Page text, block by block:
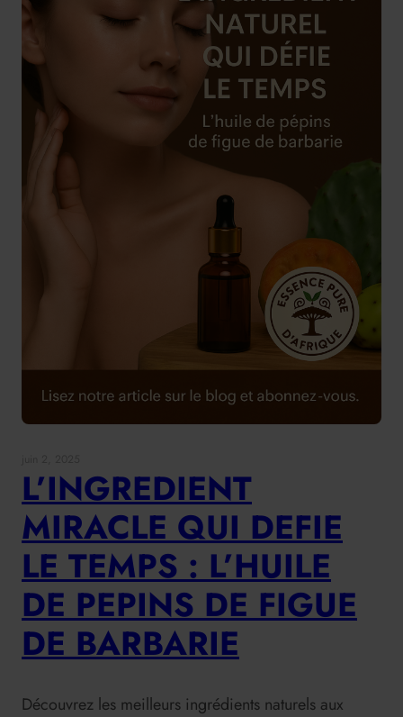
L’INGREDIENT
MIRACLE QUI DEFIE
LE TEMPS : L’HUILE
DE PEPINS DE FIGUE
DE BARBARIE
Découvrez les meilleurs ingrédients naturels aux